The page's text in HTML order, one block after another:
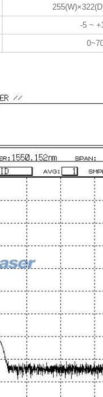
-5 ~